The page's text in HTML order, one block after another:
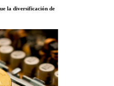
la diversificación de